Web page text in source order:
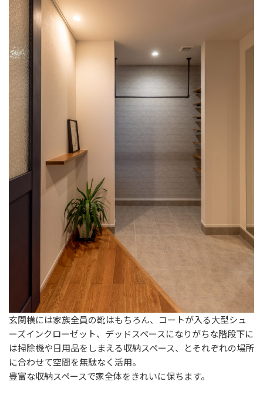
玄関横には家族全員の靴はもちろん、コートが入る大型シュ
ーズインクローゼット、デッドスペースになりがちな階段下に
は掃除機や日用品をしまえる収納スペース、とそれぞれの場所
に合わせて空間を無駄なく活用。
豊富な収納スペースで家全体をきれいに保ちます。